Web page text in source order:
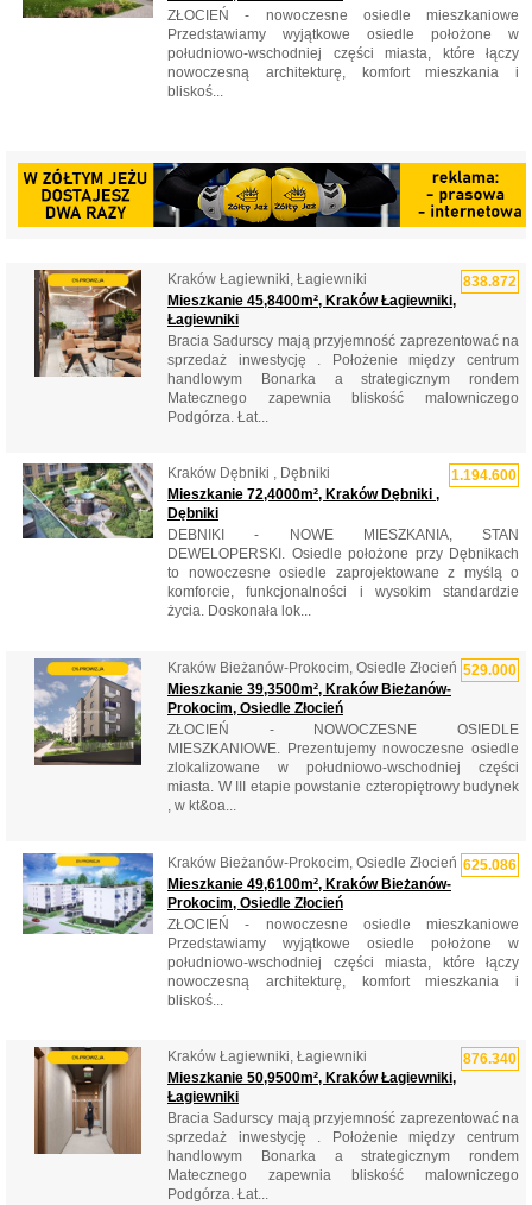
ZŁOCIEŃ - nowoczesne osiedle mieszkaniowe
Przedstawiamy wyjątkowe osiedle położone w
południowo-wschodniej części miasta, które łączy
nowoczesną architekturę, komfort mieszkania i
bliskoś...
838.872
Kraków Łagiewniki, Łagiewniki
Mieszkanie 45,8400m², Kraków Łagiewniki,
Łagiewniki
Bracia Sadurscy mają przyjemność zaprezentować na
sprzedaż inwestycję . Położenie między centrum
handlowym Bonarka a strategicznym rondem
Matecznego zapewnia bliskość malowniczego
Podgórza. Łat...
1.194.600
Kraków Dębniki , Dębniki
Mieszkanie 72,4000m², Kraków Dębniki ,
Dębniki
DEBNIKI - NOWE MIESZKANIA, STAN
DEWELOPERSKI. Osiedle położone przy Dębnikach
to nowoczesne osiedle zaprojektowane z myślą o
komforcie, funkcjonalności i wysokim standardzie
życia. Doskonała lok...
529.000
Kraków Bieżanów-Prokocim, Osiedle Złocień
Mieszkanie 39,3500m², Kraków Bieżanów-
Prokocim, Osiedle Złocień
ZŁOCIEŃ - NOWOCZESNE OSIEDLE
MIESZKANIOWE. Prezentujemy nowoczesne osiedle
zlokalizowane w południowo-wschodniej części
miasta. W III etapie powstanie czteropiętrowy budynek
, w kt&oa...
625.086
Kraków Bieżanów-Prokocim, Osiedle Złocień
Mieszkanie 49,6100m², Kraków Bieżanów-
Prokocim, Osiedle Złocień
ZŁOCIEŃ - nowoczesne osiedle mieszkaniowe
Przedstawiamy wyjątkowe osiedle położone w
południowo-wschodniej części miasta, które łączy
nowoczesną architekturę, komfort mieszkania i
bliskoś...
876.340
Kraków Łagiewniki, Łagiewniki
Mieszkanie 50,9500m², Kraków Łagiewniki,
Łagiewniki
Bracia Sadurscy mają przyjemność zaprezentować na
sprzedaż inwestycję . Położenie między centrum
handlowym Bonarka a strategicznym rondem
Matecznego zapewnia bliskość malowniczego
Podgórza. Łat...